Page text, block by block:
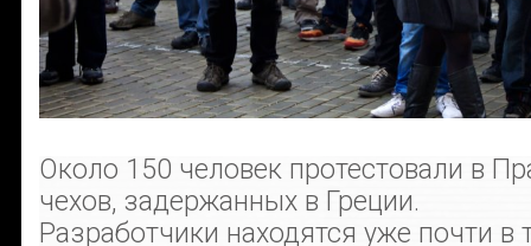
Около 150 человек протестовали в
чехов, задержанных в Греции.
Разработчики находятся уже почти в